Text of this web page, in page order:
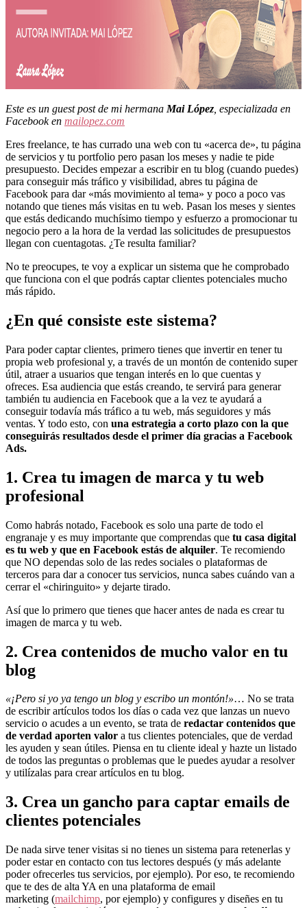
Este es un guest post de mi hermana Mai López , especializada en
Facebook en mailopez.com
Eres freelance, te has currado una web con tu «acerca de», tu página
de servicios y tu portfolio pero pasan los meses y nadie te pide
presupuesto. Decides empezar a escribir en tu blog (cuando puedes)
para conseguir más tráfico y visibilidad, abres tu página de
Facebook para dar «más movimiento al tema» y poco a poco vas
notando que tienes más visitas en tu web. Pasan los meses y sientes
que estás dedicando muchísimo tiempo y esfuerzo a promocionar tu
negocio pero a la hora de la verdad las solicitudes de presupuestos
llegan con cuentagotas. ¿Te resulta familiar?
No te preocupes, te voy a explicar un sistema que he comprobado
que funciona con el que podrás captar clientes potenciales mucho
más rápido.
¿En qué consiste este sistema?
Para poder captar clientes, primero tienes que invertir en tener tu
propia web profesional y, a través de un montón de contenido super
útil, atraer a usuarios que tengan interés en lo que cuentas y
ofreces. Esa audiencia que estás creando, te servirá para generar
también tu audiencia en Facebook que a la vez te ayudará a
conseguir todavía más tráfico a tu web, más seguidores y más
ventas. Y todo esto, con una estrategia a corto plazo con la que
conseguirás resultados desde el primer día gracias a Facebook
Ads.
1. Crea tu imagen de marca y tu web
profesional
Como habrás notado, Facebook es solo una parte de todo el
engranaje y es muy importante que comprendas que tu casa digital
es tu web y que en Facebook estás de alquiler. Te recomiendo
que NO dependas solo de las redes sociales o plataformas de
terceros para dar a conocer tus servicios, nunca sabes cuándo van a
cerrar el «chiringuito» y dejarte tirado.
Así que lo primero que tienes que hacer antes de nada es crear tu
imagen de marca y tu web.
2. Crea contenidos de mucho valor en tu
blog
«¡Pero si yo ya tengo un blog y escribo un montón!»… No se trata
de escribir artículos todos los días o cada vez que lanzas un nuevo
servicio o acudes a un evento, se trata de redactar contenidos que
de verdad aporten valor a tus clientes potenciales, que de verdad
les ayuden y sean útiles. Piensa en tu cliente ideal y hazte un listado
de todos las preguntas o problemas que le puedes ayudar a resolver
y utilízalas para crear artículos en tu blog.
3. Crea un gancho para captar emails de
clientes potenciales
De nada sirve tener visitas si no tienes un sistema para retenerlas y
poder estar en contacto con tus lectores después (y más adelante
poder ofrecerles tus servicios, por ejemplo). Por eso, te recomiendo
que te des de alta YA en una plataforma de email
marketing (mailchimp, por ejemplo) y configures y diseñes en tu